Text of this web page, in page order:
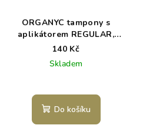
ORGANYC tampony s
aplikátorem REGULAR,
16ks
140 Kč
Skladem
Do košíku